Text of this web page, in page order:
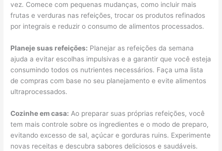
vez. Comece com pequenas mudanças, como incluir mais
frutas e verduras nas refeições, trocar os produtos refinados
por integrais e reduzir o consumo de alimentos processados.
Planeje suas refeições: Planejar as refeições da semana
ajuda a evitar escolhas impulsivas e a garantir que você esteja
consumindo todos os nutrientes necessários. Faça uma lista
de compras com base no seu planejamento e evite alimentos
ultraprocessados.
Cozinhe em casa: Ao preparar suas próprias refeições, você
tem mais controle sobre os ingredientes e o modo de preparo,
evitando excesso de sal, açúcar e gorduras ruins. Experimente
novas receitas e descubra sabores deliciosos e saudáveis.